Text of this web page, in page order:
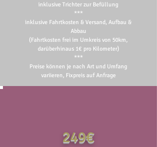
inklusive Trichter zur Befüllung
***
inklusive Fahrtkosten & Versand, Aufbau &
Abbau
(Fahrtkosten frei im Umkreis von 50km,
darüberhinaus 1€ pro Kilometer)
***​
​Preise können je nach Art und Umfang
variieren, Fixpreis auf Anfrage
249€